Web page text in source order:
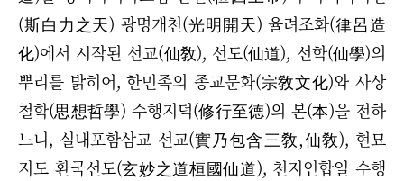
(斯白力之天) 광명개천(光明開天) 율려조화(律呂造
化)에서 시작된 선교(仙敎), 선도(仙道), 선학(仙學)의
뿌리를 밝히어, 한민족의 종교문화(宗敎文化)와 사상
철학(思想哲學) 수행지덕(修行至德)의 본(本)을 전하
느니, 실내포함삼교 선교(實乃包含三敎,仙敎), 현묘
지도 환국선도(玄妙之道桓國仙道), 천지인합일 수행